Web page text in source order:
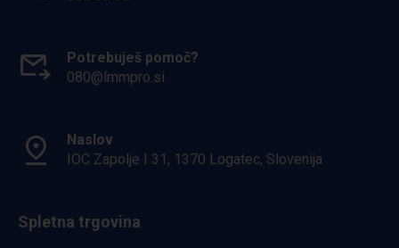
Potrebuješ pomoč?
080@lmmpro.si
Naslov
IOC Zapolje I 31, 1370 Logatec, Slovenija
Spletna trgovina